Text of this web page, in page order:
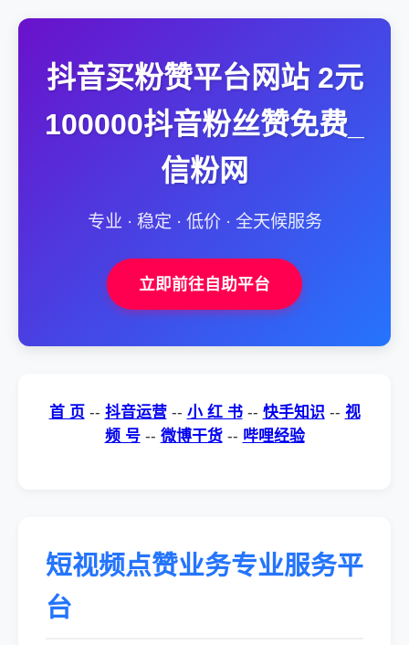
抖音买粉赞平台网站 2元
100000抖音粉丝赞免费_
信粉网
专业 · 稳定 · 低价 · 全天候服务
立即前往自助平台
首 页 -- 抖音运营-- 小 红 书-- 快手知识 -- 视
频 号-- 微博干货-- 哔哩经验
短视频点赞业务专业服务平
台